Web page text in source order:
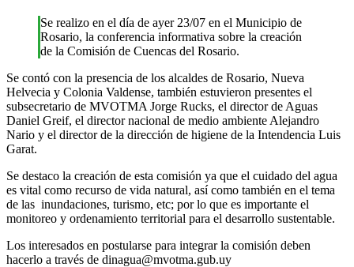
Se realizo en el día de ayer 23/07 en el Municipio de
Rosario, la conferencia informativa sobre la creación
de la Comisión de Cuencas del Rosario.
Se contó con la presencia de los alcaldes de Rosario, Nueva
Helvecia y Colonia Valdense, también estuvieron presentes el
subsecretario de MVOTMA Jorge Rucks, el director de Aguas
Daniel Greif, el director nacional de medio ambiente Alejandro
Nario y el director de la dirección de higiene de la Intendencia Luis
Garat.
Se destaco la creación de esta comisión ya que el cuidado del agua
es vital como recurso de vida natural, así como también en el tema
de las inundaciones, turismo, etc; por lo que es importante el
monitoreo y ordenamiento territorial para el desarrollo sustentable.
Los interesados en postularse para integrar la comisión deben
hacerlo a través de dinagua@mvotma.gub.uy